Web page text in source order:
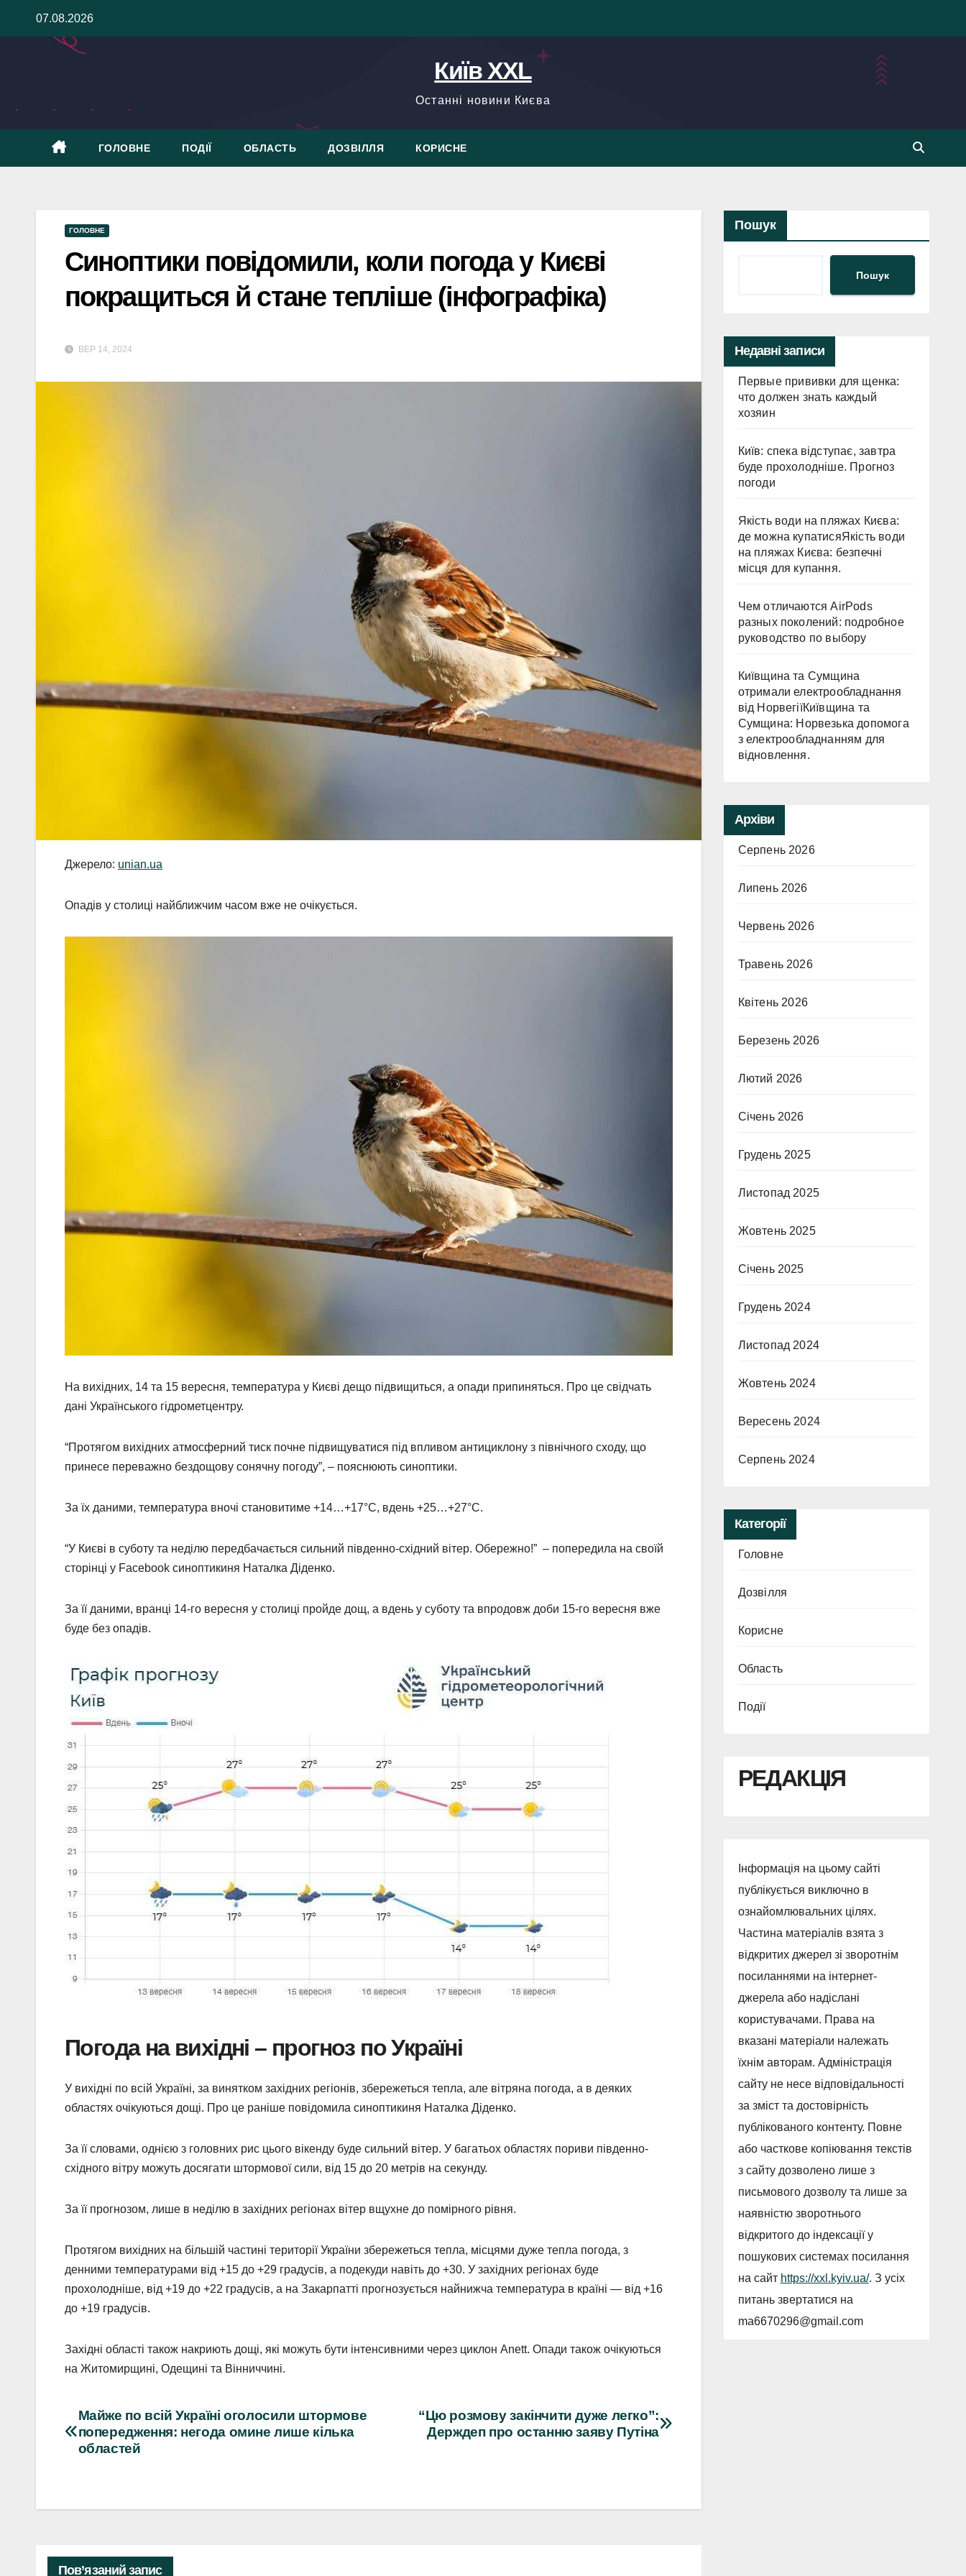
07.08.2026
Київ XXL
Останні новини Києва
ГОЛОВНЕ ПОДІЇ ОБЛАСТЬ ДОЗВІЛЛЯ КОРИСНЕ
ГОЛОВНЕ
Синоптики повідомили, коли погода у Києві
покращиться й стане тепліше (інфографіка)
ВЕР 14, 2024
Джерело: unian.ua
Опадів у столиці найближчим часом вже не очікується.
На вихідних, 14 та 15 вересня, температура у Києві дещо підвищиться, а опади припиняться. Про це свідчать
дані Українського гідрометцентру.
“Протягом вихідних атмосферний тиск почне підвищуватися під впливом антициклону з північного сходу, що
принесе переважно бездощову сонячну погоду”, – пояснюють синоптики.
За їх даними, температура вночі становитиме +14…+17°C, вдень +25…+27°C.
“У Києві в суботу та неділю передбачається сильний південно-східний вітер. Обережно!” – попередила на своїй
сторінці у Facebook синоптикиня Наталка Діденко.
За її даними, вранці 14-го вересня у столиці пройде дощ, а вдень у суботу та впродовж доби 15-го вересня вже
буде без опадів.
Погода на вихідні – прогноз по Україні
У вихідні по всій Україні, за винятком західних регіонів, збережеться тепла, але вітряна погода, а в деяких
областях очікуються дощі. Про це раніше повідомила синоптикиня Наталка Діденко.
За її словами, однією з головних рис цього вікенду буде сильний вітер. У багатьох областях пориви південно-
східного вітру можуть досягати штормової сили, від 15 до 20 метрів на секунду.
За її прогнозом, лише в неділю в західних регіонах вітер вщухне до помірного рівня.
Протягом вихідних на більшій частині території України збережеться тепла, місцями дуже тепла погода, з
денними температурами від +15 до +29 градусів, а подекуди навіть до +30. У західних регіонах буде
прохолодніше, від +19 до +22 градусів, а на Закарпатті прогнозується найнижча температура в країні — від +16
до +19 градусів.
Західні області також накриють дощі, які можуть бути інтенсивними через циклон Anett. Опади також очікуються
на Житомирщині, Одещині та Вінниччині.
Навігація
записів
“Цю розмову закінчити дуже легко”:
Держдеп про останню заяву Путіна
Майже по всій Україні оголосили штормове
попередження: негода омине лише кілька
областей
Пов’язаний запис
Пошук
Пошук
Недавні записи
Первые прививки для щенка:
что должен знать каждый
хозяин
Київ: спека відступає, завтра
буде прохолодніше. Прогноз
погоди
Якість води на пляжах Києва:
де можна купатисяЯкість води
на пляжах Києва: безпечні
місця для купання.
Чем отличаются AirPods
разных поколений: подробное
руководство по выбору
Київщина та Сумщина
отримали електрообладнання
від НорвегіїКиївщина та
Сумщина: Норвезька допомога
з електрообладнанням для
відновлення.
Архіви
Серпень 2026
Липень 2026
Червень 2026
Травень 2026
Квітень 2026
Березень 2026
Лютий 2026
Січень 2026
Грудень 2025
Листопад 2025
Жовтень 2025
Січень 2025
Грудень 2024
Листопад 2024
Жовтень 2024
Вересень 2024
Серпень 2024
Категорії
Головне
Дозвілля
Корисне
Область
Події
РЕДАКЦІЯ
Інформація на цьому сайті
публікується виключно в
ознайомлювальних цілях.
Частина матеріалів взята з
відкритих джерел зі зворотнім
посиланнями на інтернет-
джерела або надіслані
користувачами. Права на
вказані матеріали належать
їхнім авторам. Адміністрація
сайту не несе відповідальності
за зміст та достовірність
публікованого контенту. Повне
або часткове копіювання текстів
з сайту дозволено лише з
письмового дозволу та лише за
наявністю зворотнього
відкритого до індексації у
пошукових системах посилання
на сайт https://xxl.kyiv.ua/. З усіх
питань звертатися на
ma6670296@gmail.com